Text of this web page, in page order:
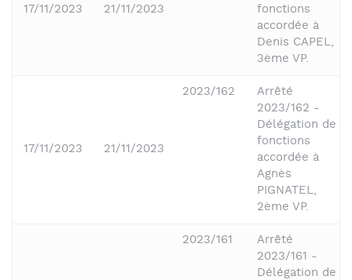
17/11/2023 21/11/2023
fonctions
accordée à
Denis CAPEL,
3ème VP.
17/11/2023 21/11/2023
2023/162
Arrêté
2023/162 -
Délégation de
fonctions
accordée à
Agnès
PIGNATEL,
2ème VP.
2023/161
Arrêté
2023/161 -
Délégation de